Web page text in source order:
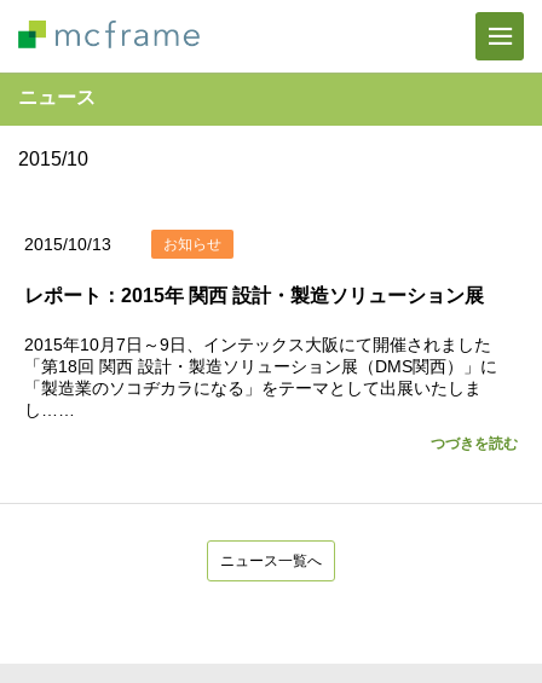
ニュース
2015/10
2015/10/13 お知らせ
レポート：2015年 関西 設計・製造ソリューション展
2015年10月7日～9日、インテックス大阪にて開催されました
「第18回 関西 設計・製造ソリューション展（DMS関西）」に
「製造業のソコヂカラになる」をテーマとして出展いたしま
し……
つづきを読む
ニュース一覧へ